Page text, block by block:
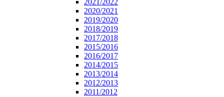
2021/2022
2020/2021
2019/2020
2018/2019
2017/2018
2015/2016
2016/2017
2014/2015
2013/2014
2012/2013
2011/2012